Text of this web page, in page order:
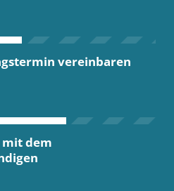
vereinbaren
dem